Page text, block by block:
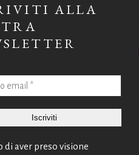
ALLA
di aver preso visione